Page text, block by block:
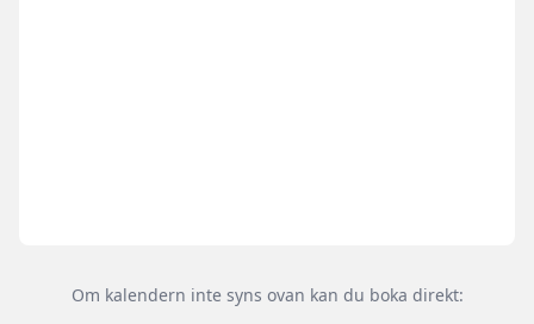
Om kalendern inte syns ovan kan du boka direkt: